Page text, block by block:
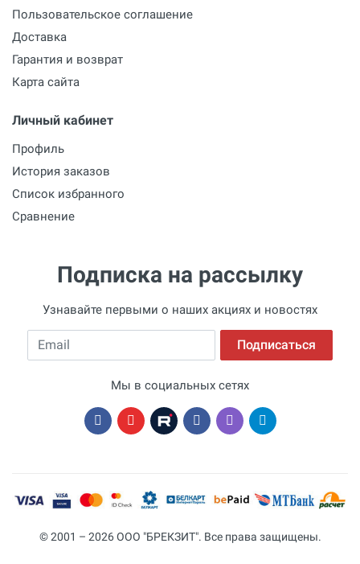
Пользовательское соглашение
Доставка
Гарантия и возврат
Карта сайта
Личный кабинет
Профиль
История заказов
Список избранного
Сравнение
Подписка на рассылку
Узнавайте первыми о наших акциях и новостях
Email Подписаться
Мы в социальных сетях
© 2001 – 2026 ООО "БРЕКЗИТ". Все права защищены.